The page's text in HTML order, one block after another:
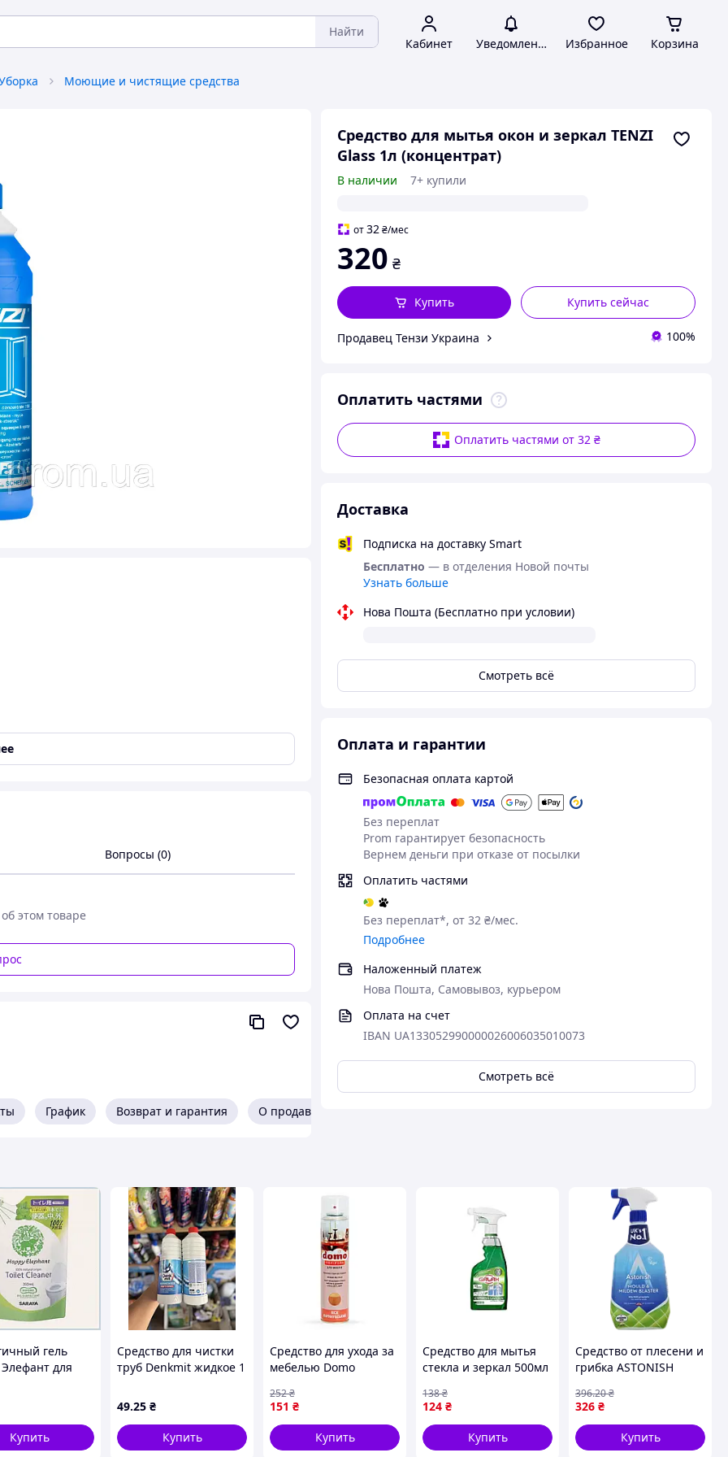
Найти
Кабинет Уведомления Избранное Корзина
Моющие и чистящие средства
Средство для мытья окон и зеркал TENZI
Glass 1л (концентрат)
В наличии 7+ купили
от32 ₴/мес
320 ₴
Купить сейчас
Купить
Продавец Тензи Украина 100%
Оплатить частями
Оплатить частями от 32 ₴
Доставка
Подписка на доставку Smart
Бесплатно — в отделения Новой почты
Узнать больше
Нова Пошта (Бесплатно при условии)
Смотреть всё
Оплата и гарантии
Безопасная оплата картой
Без переплат
Prom гарантирует безопасность
Вернем деньги при отказе от посылки
Оплатить частями
Без переплат*, от 32 ₴/мес.
Подробнее
Наложенный платеж
Нова Пошта, Самовывоз, курьером
Оплата на счет
IBAN UA133052990000026006035010073
Смотреть всё
средство для мытья стекол, зеркал и других
1 мл/1 м² нанести на стеклянную
разбавления. Концентрация моющего
для мытья, как в профессиональной, так и в
нанести на поверхность с помощью спрея,
Вопросы (0)
этом товаре
График Возврат и гарантия О продавце
гель
для
Купить
Средство для чистки
труб Denkmit жидкое 1
49.25 ₴
Купить
Средство для ухода за
мебелью Domo
Карнаубский воск 250
мл (4820269320871)
151 ₴
252₴
Купить
Средство для мытья
стекла и зеркал 500мл
сад ТМ GALAX
124 ₴
138₴
Купить
Средство от плесени и
грибка ASTONISH
мл Великобритания
326 ₴
396.20₴
Купить